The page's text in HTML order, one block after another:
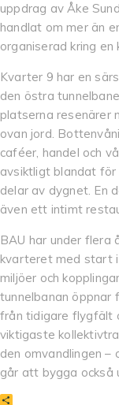
uppdrag av Åke
handlat om mer än
organiserad kring
Kvarter 9 har en
den östra
platserna resenärer
ovan jord.
caféer, handel och
avsiktligt blandat för
delar av dygnet. En
även ett intimt
BAU har under flera
kvarteret med start
miljöer och
tunnelbanan öppnar
från tidigare flygfält
viktigaste
den omvandlingen
går att bygga också